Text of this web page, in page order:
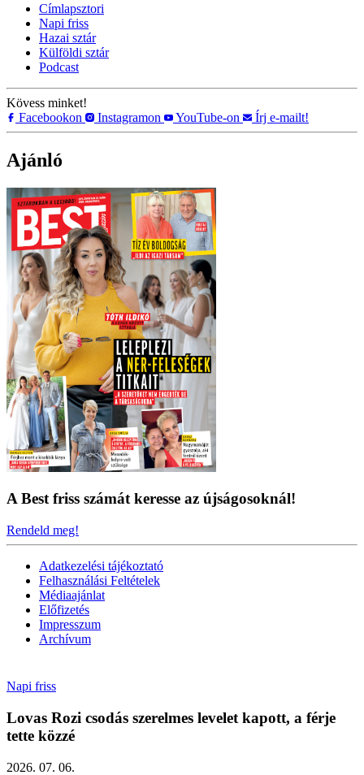
Címlapsztori
Napi friss
Hazai sztár
Külföldi sztár
Podcast
Kövess minket!
Facebookon
Instagramon YouTube-on Írj e-mailt!
Ajánló
A Best friss számát keresse az újságosoknál!
Rendeld meg!
Adatkezelési tájékoztató
Felhasználási Feltételek
Médiaajánlat
Előfizetés
Impresszum
Archívum
Napi friss
Lovas Rozi csodás szerelmes levelet kapott, a férje
tette közzé
2026. 07. 06.